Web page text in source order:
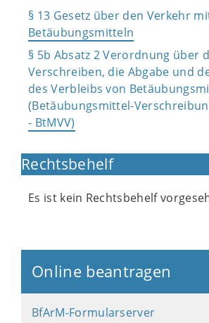
§ 13 Gesetz über den Verkehr
Betäubungsmitteln
§ 5b Absatz 2 Verordnung über
Verschreiben, die Abgabe und
des Verbleibs von
(Betäubungsmittel-
- BtMVV)
Rechtsbehelf
Es ist kein Rechtsbehelf
Online beantragen
BfArM-Formularserver